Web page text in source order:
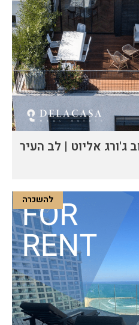
ג'ורג אליוט | לב העיר
להשכרה